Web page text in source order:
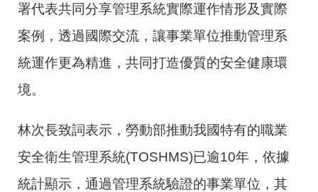
署代表共同分享管理系統實際運作情形及實際
案例，透過國際交流，讓事業單位推動管理系
統運作更為精進，共同打造優質的安全健康環
境。
林次長致詞表示，勞動部推動我國特有的職業
安全衛生管理系統(TOSHMS)已逾10年，依據
統計顯示，通過管理系統驗證的事業單位，其